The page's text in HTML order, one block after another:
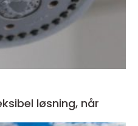
løsning, når